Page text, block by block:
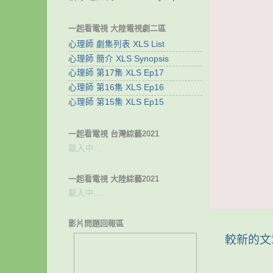
較新的
一起看電視 大陸電視劇二區
心理師 劇集列表 XLS List
心理師 簡介 XLS Synopsis
心理師 第17集 XLS Ep17
心理師 第16集 XLS Ep16
心理師 第15集 XLS Ep15
一起看電視 台灣綜藝2021
載入中…
一起看電視 大陸綜藝2021
載入中…
影片問題回報區